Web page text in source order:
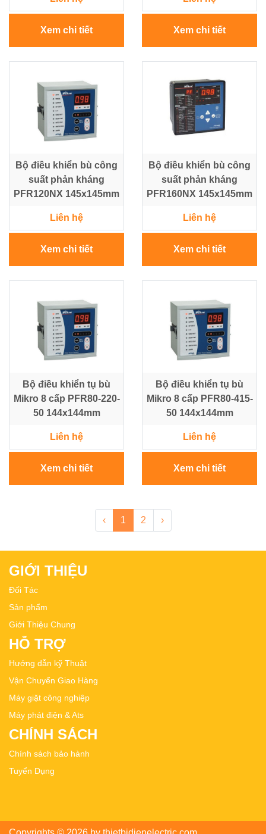
Xem chi tiết Xem chi tiết
Bộ điều khiển bù công
suất phản kháng
PFR120NX 145x145mm
Liên hệ
Xem chi tiết
Bộ điều khiển bù công
suất phản kháng
PFR160NX 145x145mm
Liên hệ
Xem chi tiết
Bộ điều khiển tụ bù
Mikro 8 cấp PFR80-220-
50 144x144mm
Liên hệ
Xem chi tiết
Bộ điều khiển tụ bù
Mikro 8 cấp PFR80-415-
50 144x144mm
Liên hệ
Xem chi tiết
‹ 1 2 ›
GIỚI THIỆU
Đối Tác
Sản phẩm
Giới Thiệu Chung
HỖ TRỢ
Hướng dẫn kỹ Thuật
Vận Chuyển Giao Hàng
Máy giặt công nghiệp
Máy phát điện & Ats
CHÍNH SÁCH
Chính sách bảo hành
Tuyển Dụng